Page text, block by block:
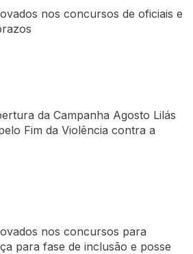
nos concursos de oficiais e
da Campanha Agosto Lilás
Fim da Violência contra a
nos concursos para
para fase de inclusão e posse